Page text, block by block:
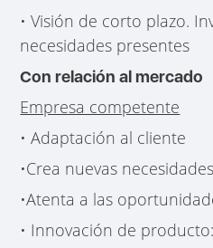
• Visión de corto plazo.
necesidades presentes
Con relación al mercado
Empresa competente
• Adaptación al cliente
•Crea nuevas necesidades
•Atenta a las
• Innovación de